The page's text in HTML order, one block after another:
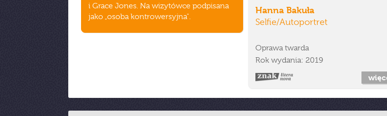
i Grace Jones. Na wizytówce podpisana
jako „osoba kontrowersyjna".
Hanna Bakuła
Selfie/Autoportret
Oprawa twarda
Rok wydania: 2019